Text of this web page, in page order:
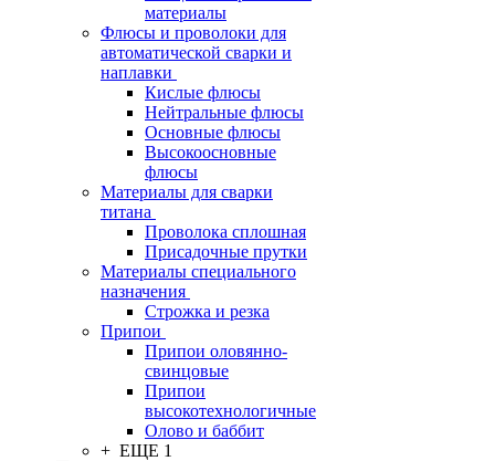
материалы
Флюсы и проволоки для
автоматической сварки и
наплавки
Кислые флюсы
Нейтральные флюсы
Основные флюсы
Высокоосновные
флюсы
Материалы для сварки
титана
Проволока сплошная
Присадочные прутки
Материалы специального
назначения
Строжка и резка
Припои
Припои оловянно-
свинцовые
Припои
высокотехнологичные
Олово и баббит
+ ЕЩЕ 1